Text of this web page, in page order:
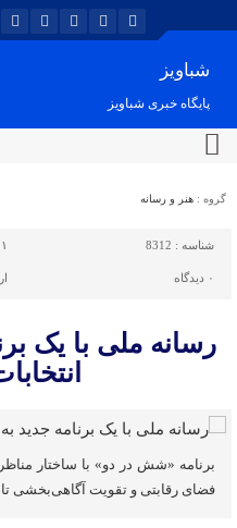
شباویز
پایگاه خبری شباویز
گروه : هنر و رسانه
شناسه : 8312 ۰۱ دی
۰ دیدگاه
رسانه ملی با یک
فضای رقابتی و تقویت آگاهی‌بخشی